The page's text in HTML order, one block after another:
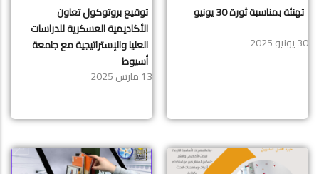
تهنئة بمناسبة ثورة 30 يونيو
30 يونيو 2025
توقيع بروتوكول تعاون
الأكاديمية العسكرية للدراسات
العليا والإستراتيجية مع جامعة
أسيوط
13 مارس 2025